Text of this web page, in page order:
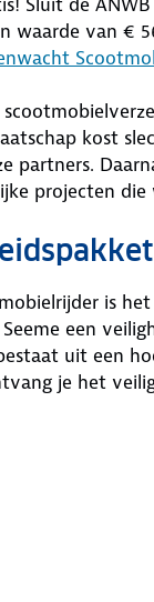
waarde van €
kost
partners.
projecten
is
een
uit een
je het